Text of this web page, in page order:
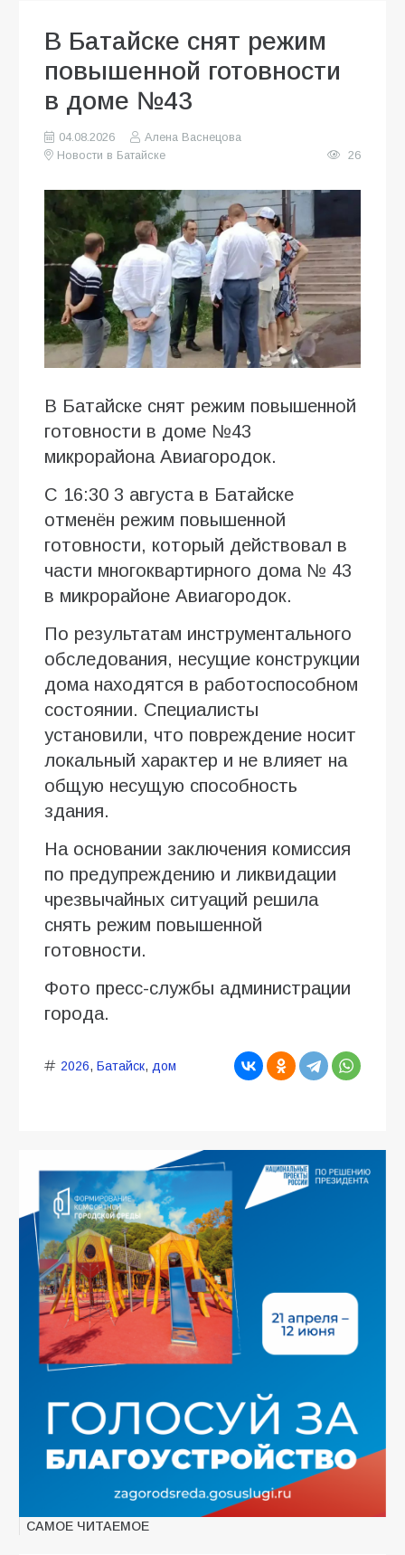
В Батайске снят режим
повышенной готовности
в доме №43
04.08.2026
Алена Васнецова
Новости в Батайске
26
В Батайске снят режим повышенной
готовности в доме №43
микрорайона Авиагородок.
С 16:30 3 августа в Батайске
отменён режим повышенной
готовности, который действовал в
части многоквартирного дома № 43
в микрорайоне Авиагородок.
По результатам инструментального
обследования, несущие конструкции
дома находятся в работоспособном
состоянии. Специалисты
установили, что повреждение носит
локальный характер и не влияет на
общую несущую способность
здания.
На основании заключения комиссия
по предупреждению и ликвидации
чрезвычайных ситуаций решила
снять режим повышенной
готовности.
Фото пресс-службы администрации
города.
2026, Батайск, дом
САМОЕ ЧИТАЕМОЕ